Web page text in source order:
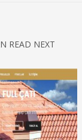
READ NEXT